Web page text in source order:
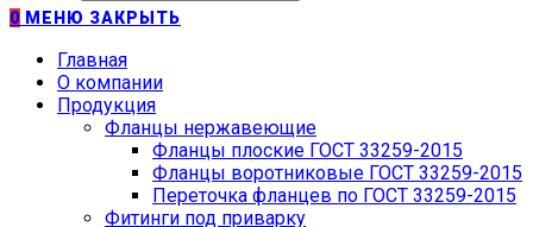
0 МЕНЮ ЗАКРЫТЬ
Главная
О компании
Продукция
Фланцы нержавеющие
Фланцы плоские ГОСТ 33259-2015
Фланцы воротниковые ГОСТ 33259-2015
Переточка фланцев по ГОСТ 33259-2015
Фитинги под приварку